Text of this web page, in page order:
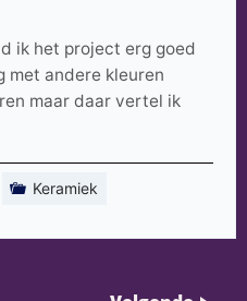
ik het project erg goed
met andere kleuren
maar daar vertel ik
Keramiek